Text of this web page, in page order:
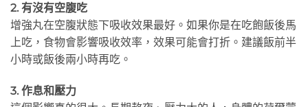
2. 有沒有空腹吃
增強丸在空腹狀態下吸收效果最好。如果你是在吃飽飯後馬
上吃，食物會影響吸收效率，效果可能會打折。建議飯前半
小時或飯後兩小時再吃。
3. 作息和壓力